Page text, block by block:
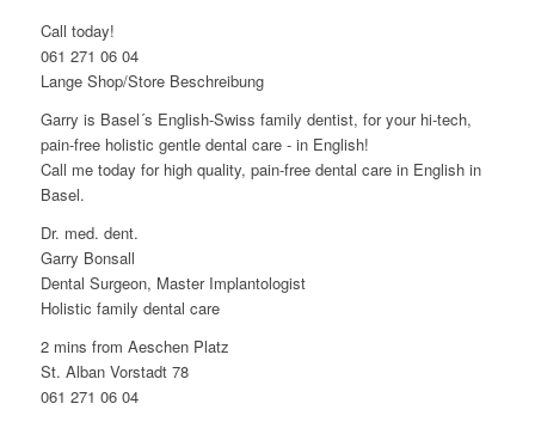
Call today!
061 271 06 04
Lange Shop/Store Beschreibung
Garry is Basel´s English-Swiss family dentist, for your hi-tech,
pain-free holistic gentle dental care - in English!
Call me today for high quality, pain-free dental care in English in
Basel.
Dr. med. dent.
Garry Bonsall
Dental Surgeon, Master Implantologist
Holistic family dental care
2 mins from Aeschen Platz
St. Alban Vorstadt 78
061 271 06 04